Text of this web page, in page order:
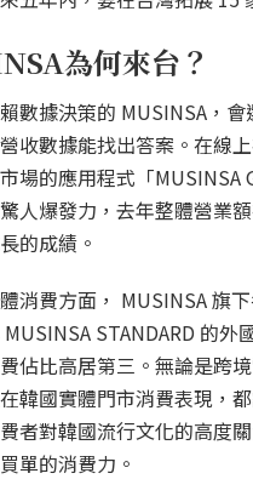
為何來台？
數據決策的 MUSINSA，
收數據能找出答案。在線
場的應用程式「MUSINSA
人爆發力，去年整體營業
的成績。
消費方面， MUSINSA 旗
STANDARD 的外
佔比高居第三。無論是跨
韓國實體門市消費表現，
者對韓國流行文化的高度
單的消費力。